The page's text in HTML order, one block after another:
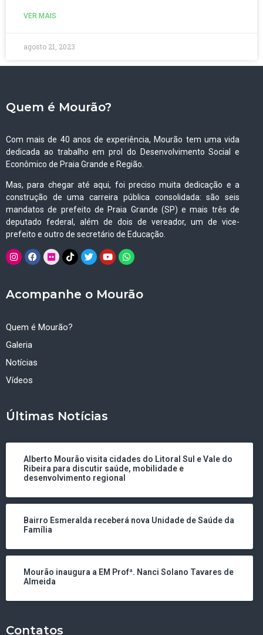
VER MAIS
agosto 21, 2023
Quem é Mourão?
Com mais de 40 anos de experiência, Mourão tem uma vida
dedicada ao trabalho em prol do Desenvolvimento Social e
Econômico de Praia Grande e Região.
Mas, para chegar até aqui, foi preciso muita dedicação e a
construção de uma carreira pública consolidada: são seis
mandatos de prefeito de Praia Grande (SP) e mais três de
deputado federal, além de dois de vereador, um de vice-
prefeito e outro de secretário de Educação.
Acompanhe o Mourão
Quem é Mourão?
Galeria
Notícias
Vídeos
Últimas Notícias
Alberto Mourão visita cidades do Litoral Sul e Vale do
Ribeira para discutir saúde, mobilidade e
desenvolvimento regional
Bairro Esmeralda receberá nova Unidade de Saúde da
Família
Mourão inaugura a EM Profª. Nanci Solano Tavares de
Almeida
Contatos